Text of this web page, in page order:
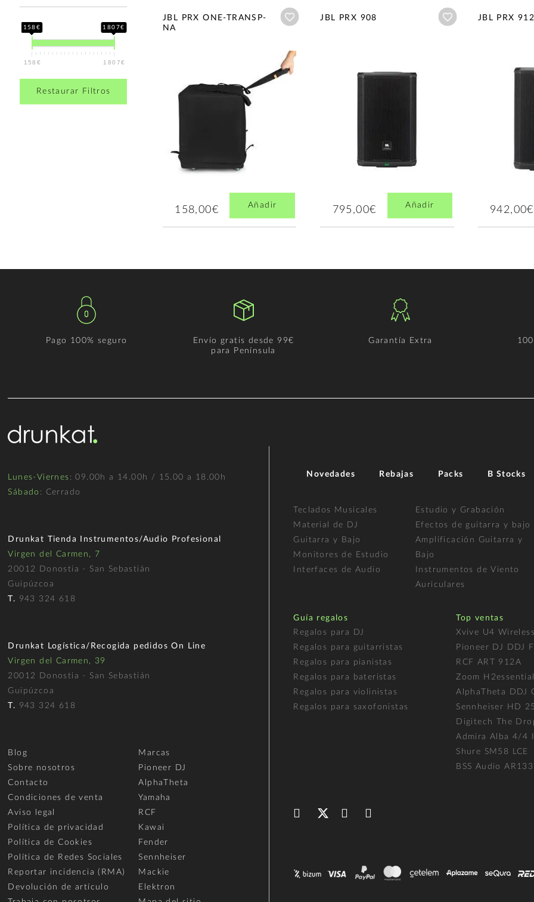
158€ 1807€
158€ 1807€
Restaurar Filtros
JBL PRX ONE-TRANSP-
NA
Añadir a wishlist
158,00€ Añadir
JBL PRX 908 Añadir a wishlist
795,00€ Añadir
JBL PRX 912
942,00€
Pago 100% seguro
Envío gratis desde 99€
para Península
Garantía Extra
Lunes-Viernes : 09.00h a 14.00h / 15.00 a 18.00h
Sábado : Cerrado
Drunkat Tienda Instrumentos/Audio Profesional
Virgen del Carmen, 7
20012 Donostia - San Sebastián
Guipúzcoa
T. 943 324 618
Drunkat Logística/Recogida pedidos On Line
Virgen del Carmen, 39
20012 Donostia - San Sebastián
Guipúzcoa
T. 943 324 618
Blog
Sobre nosotros
Contacto
Condiciones de venta
Aviso legal
Política de privacidad
Política de Cookies
Política de Redes Sociales
Reportar incidencia (RMA)
Devolución de artículo
Marcas
Pioneer DJ
AlphaTheta
Yamaha
RCF
Kawai
Fender
Sennheiser
Mackie
Elektron
Novedades Rebajas Packs B Stocks
Teclados Musicales
Material de DJ
Guitarra y Bajo
Monitores de Estudio
Interfaces de Audio
Estudio y Grabación
Efectos de guitarra y bajo
Amplificación Guitarra y
Bajo
Instrumentos de Viento
Auriculares
Guía regalos
Regalos para DJ
Regalos para guitarristas
Regalos para pianistas
Regalos para bateristas
Regalos para violinistas
Regalos para saxofonistas
Top ventas
Xvive U4
Pioneer DJ DDJ
RCF ART 912A
Zoom H2essential
AlphaTheta DDJ
Sennheiser HD 25
Digitech The
Admira Alba 4/4
Shure SM58 LCE
BSS Audio AR133